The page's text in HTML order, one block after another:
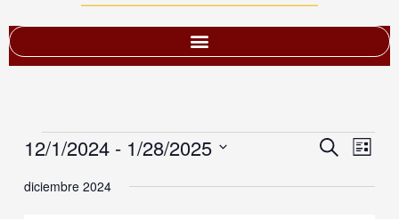
Eventos
Navegación
Buscar
Lista
12/1/2024 - 1/28/2025
la
diciembre 2024